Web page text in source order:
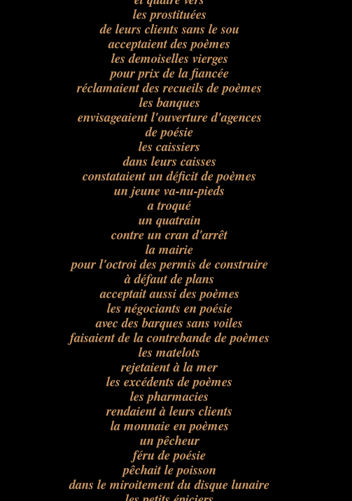
les prostituées
de leurs clients sans le sou
acceptaient des poèmes
les demoiselles vierges
pour prix de la fiancée
réclamaient des recueils de poèmes
les banques
envisageaient l'ouverture d'agences
de poésie
les caissiers
dans leurs caisses
constataient un déficit de poèmes
un jeune va-nu-pieds
a troqué
un quatrain
contre un cran d'arrêt
la mairie
pour l'octroi des permis de construire
à défaut de plans
acceptait aussi des poèmes
les négociants en poésie
avec des barques sans voiles
faisaient de la contrebande de poèmes
les matelots
rejetaient à la mer
les excédents de poèmes
les pharmacies
rendaient à leurs clients
la monnaie en poèmes
un pêcheur
féru de poésie
pêchait le poisson
dans le miroitement du disque lunaire